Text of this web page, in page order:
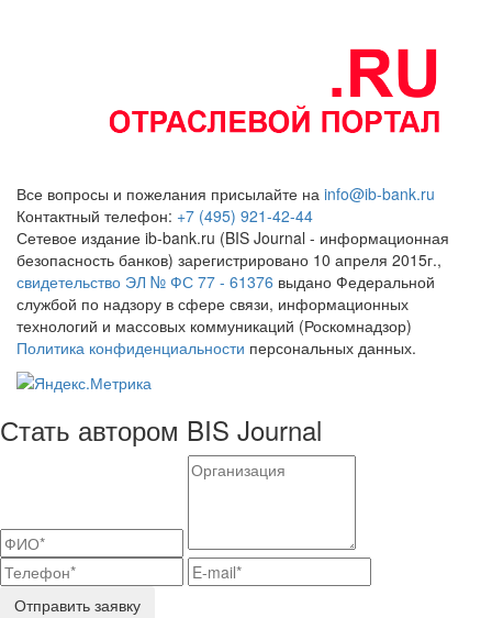
Все вопросы и пожелания присылайте на info@ib-bank.ru
Контактный телефон: +7 (495) 921-42-44
Сетевое издание ib-bank.ru (BIS Journal - информационная
безопасность банков) зарегистрировано 10 апреля 2015г.,
свидетельство ЭЛ № ФС 77 - 61376 выдано Федеральной
службой по надзору в сфере связи, информационных
технологий и массовых коммуникаций (Роскомнадзор)
Политика конфиденциальности персональных данных.
Стать автором BIS Journal
Отправить заявку